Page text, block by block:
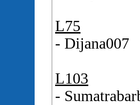
L75
- Dijana007
L103
-